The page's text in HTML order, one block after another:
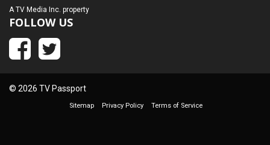
ATV Media Inc. property
FOLLOW US
© 2026 TV Passport
Sitemap Privacy Policy Terms of Service